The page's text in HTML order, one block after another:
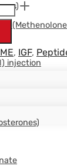
injection
, IGF,